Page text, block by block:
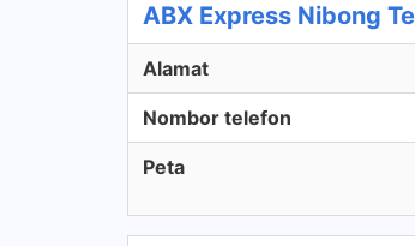
ABX Express Nibong
Alamat
Nombor telefon
Peta